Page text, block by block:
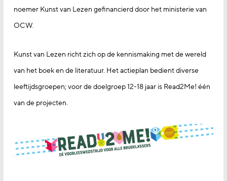
noemer Kunst van Lezen gefinancierd door het ministerie van
OCW.
Kunst van Lezen richt zich op de kennismaking met de wereld
van het boek en de literatuur. Het actieplan bedient diverse
leeftijdsgroepen; voor de doelgroep 12-18 jaar is Read2Me! één
van de projecten.